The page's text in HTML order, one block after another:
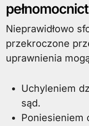
Nieprawidłowo
przekroczone
uprawnienia
Uchyleniem
sąd.
Poniesieniem